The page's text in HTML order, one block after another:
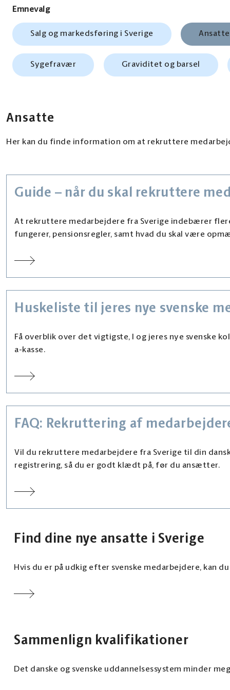
Emnevalg
Salg og markedsføring i Sverige Ansatte
Sygefravær Graviditet og barsel
Ansatte
Her kan du finde information om at rekruttere
Guide – når du skal rekruttere
At rekruttere medarbejdere fra Sverige indebærer
fungerer, pensionsregler, samt hvad du skal være
Huskeliste til jeres nye svenske
Få overblik over det vigtigste, I og jeres nye svenske
a-kasse.
FAQ: Rekruttering af
Vil du rekruttere medarbejdere fra Sverige til din
registrering, så du er godt klædt på, før du ansætter.
Find dine nye ansatte i Sverige
Hvis du er på udkig efter svenske medarbejdere, kan
Sammenlign kvalifikationer
Det danske og svenske uddannelsessystem minder